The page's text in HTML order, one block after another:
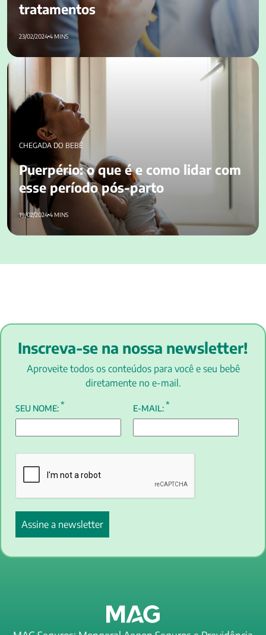
tratamentos
23/02/20244 MINS
Puerpério: o que é e como lidar com esse período pós-parto
CHEGADA DO BEBÊ
Puerpério: o que é e como lidar com
esse período pós-parto
19/02/20244 MINS
Inscreva-se na nossa newsletter!
Aproveite todos os conteúdos para você e seu bebê
diretamente no e-mail.
SEU NOME:* E-MAIL:*